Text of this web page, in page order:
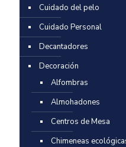
Cuidado del pelo
Cuidado Personal
Decantadores
Decoración
Alfombras
Almohadones
Centros de Mesa
Chimeneas